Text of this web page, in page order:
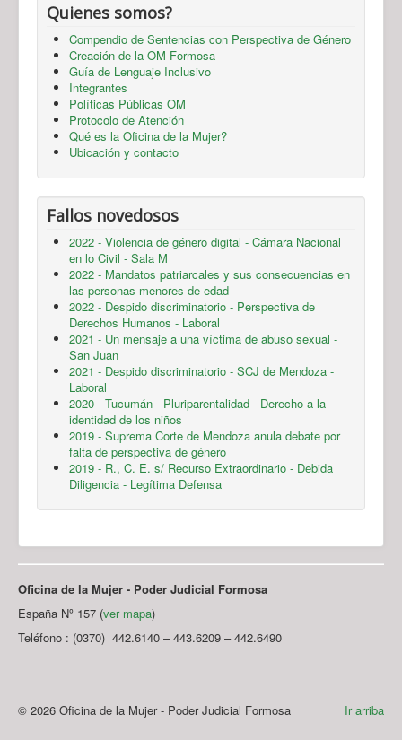
Quienes somos?
Compendio de Sentencias con Perspectiva de Género
Creación de la OM Formosa
Guía de Lenguaje Inclusivo
Integrantes
Políticas Públicas OM
Protocolo de Atención
Qué es la Oficina de la Mujer?
Ubicación y contacto
Fallos novedosos
2022 - Violencia de género digital - Cámara Nacional
en lo Civil - Sala M
2022 - Mandatos patriarcales y sus consecuencias en
las personas menores de edad
2022 - Despido discriminatorio - Perspectiva de
Derechos Humanos - Laboral
2021 - Un mensaje a una víctima de abuso sexual -
San Juan
2021 - Despido discriminatorio - SCJ de Mendoza -
Laboral
2020 - Tucumán - Pluriparentalidad - Derecho a la
identidad de los niños
2019 - Suprema Corte de Mendoza anula debate por
falta de perspectiva de género
2019 - R., C. E. s/ Recurso Extraordinario - Debida
Diligencia - Legítima Defensa
Oficina de la Mujer - Poder Judicial Formosa
España Nº 157 (ver mapa)
Teléfono : (0370) 442.6140 – 443.6209 – 442.6490
Ir arriba
© 2026 Oficina de la Mujer - Poder Judicial Formosa